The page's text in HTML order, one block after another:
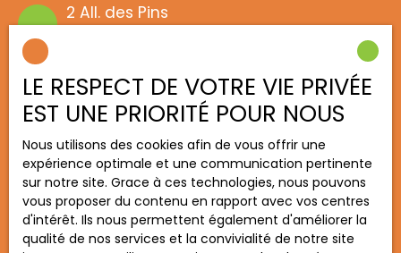
2 All. des Pins
Étoile Immobilier
04 75 60 67 25
5 Rte de Beauvallon l'Alouette
26800 Étoile-sur-Rhône
LE RESPECT DE VOTRE VIE PRIVÉE
EST UNE PRIORITÉ POUR NOUS
Nous utilisons des cookies afin de vous offrir une
expérience optimale et une communication pertinente
sur notre site. Grace à ces technologies, nous pouvons
vous proposer du contenu en rapport avec vos centres
d'intérêt. Ils nous permettent également d'améliorer la
qualité de nos services et la convivialité de notre site